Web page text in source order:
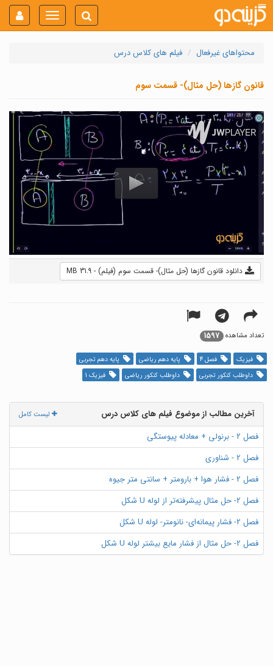
Toggle
navigation
محتواهای غیرفعال فیلم های کلاس درس
قانون گازها (حل مثال)- قسمت سوم
دانلود قانون گازها (حل مثال)- قسمت سوم (فیلم) - 31.9 MB
تعداد مشاهده 1597
فیزیک فصل 4 پایه دهم ریاضی
پایه دهم تجربی
داوطلب کنکور تجربی
داوطلب کنکور ریاضی فیزیک 1
لیست کامل
آخرین مطالب از موضوع فیلم های کلاس درس
فصل 2 - برنولی + معادله پیوستگی
فصل 2 - شناوری
فصل 2 - فشار هوا + بارومتر + سانتی متر جیوه
فصل 2- حل مثال پیشرفته‌تر از لوله U شکل
فصل 2- فشار پیمانه‌ای- نانومتر- لوله U شکل
فصل 2- حل مثال از فشار مایع بیشتر لوله U شکل